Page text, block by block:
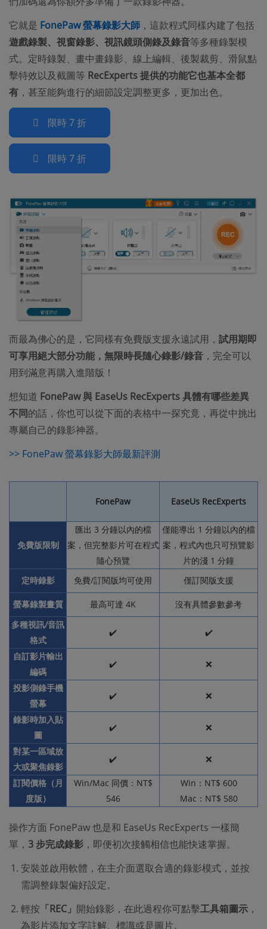
它就是 FonePaw 螢幕錄影大師 ，這款程式同樣內建了包括
遊戲錄製、視窗錄影、視訊鏡頭側錄及錄音等多種錄製模
式。定時錄製、畫中畫錄影、線上編輯、後製裁剪、滑鼠點
擊特效以及截圖等 RecExperts 提供的功能它也基本全都
有 ，甚至能夠進行的細節設定調整更多，更加出色。
限時 7 折
限時 7 折
而最為佛心的是，它同樣有免費版支援永遠試用， 試用期即
可享用絕大部分功能，無限時長隨心錄影/錄音 ，完全可以
用到滿意再購入進階版！
想知道 FonePaw 與 EaseUs RecExperts 具體有哪些差異
不同的話，你也可以從下面的表格中一探究竟，再從中挑出
專屬自己的錄影神器。
>> FonePaw 螢幕錄影大師最新評測
FonePaw EaseUs RecExperts
免費版限制
匯出 3 分鐘以內的檔
案，但完整影片可在程式
隨心預覽
僅能導出 1 分鐘以內的檔
案，程式內也只可預覽影
片的淺 1 分鐘
定時錄影
免費/訂閱版均可使用 僅訂閱版支援
螢幕錄製畫質 最高可達 4K
沒有具體參數參考
多種視訊/音訊
格式
✔️ ✔️
自訂影片輸出
編碼
✔️ ❌
投影側錄手機
螢幕
✔️ ❌
錄影時加入貼
圖
✔️ ❌
對某一區域放
大或聚焦錄影
✔️ ❌
訂閱價格（月
度版）
Win/Mac 同價：NT$
546
Win：NT$ 600
Mac：NT$ 580
操作方面 FonePaw 也是和 EaseUs RecExperts 一樣簡
單， 3 步完成錄影 ，即便初次接觸相信也能快速掌握。
安裝並啟用軟體，在主介面選取合適的錄影模式，並按
需調整錄製偏好設定。
輕按 「REC」 開始錄影，在此過程你可點擊工具箱圖示 ，
為影片添加文字註解、標識或是圖片。